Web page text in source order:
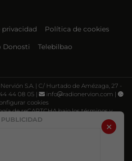
PUBLICIDAD
Política de cookies
Donosti Telebilbao
S.A. | C/ Hurtado de Amézaga, 27 -
44 08 05 | info
radionervion.com |
cookies
de reCAPTCHA bajo los términos y
de privacidad Términos de servicio